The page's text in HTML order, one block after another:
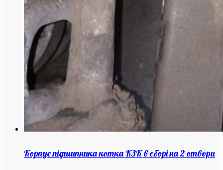
Корпус підшипника котка КЗК в сборі на 2 отвори